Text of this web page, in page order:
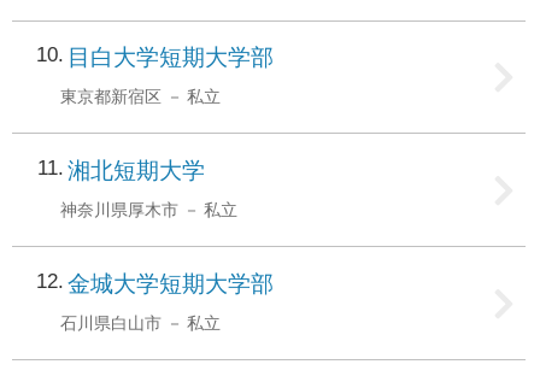
10 目白大学短期大学部
東京都新宿区 私立
11 湘北短期大学
神奈川県厚木市 私立
12 金城大学短期大学部
石川県白山市 私立